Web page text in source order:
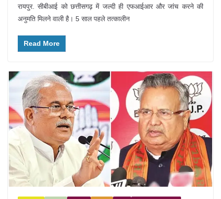
रायपुर. सीबीआई को छत्तीसगढ़ में जल्दी ही एफआईआर और जांच करने की
अनुमति मिलने वाली है। 5 साल पहले तत्कालीन
Read More